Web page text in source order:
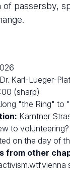
of passersby,
Dr. Karl-Lueger-
(sharp)
"the Ring" to
Kärntner
to
on the day of
from other